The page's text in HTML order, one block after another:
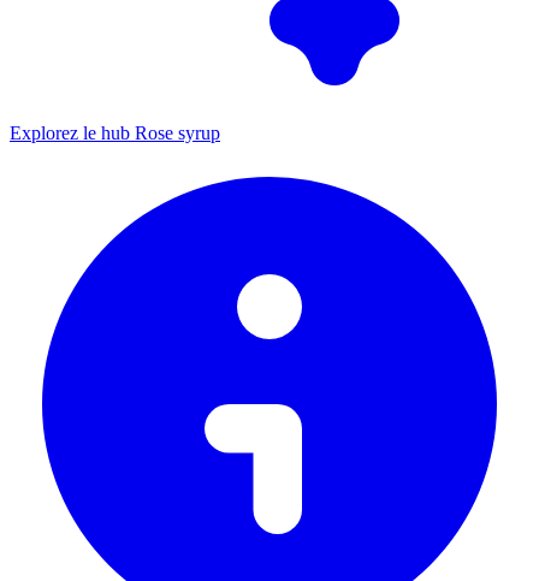
Explorez le hub Rose syrup